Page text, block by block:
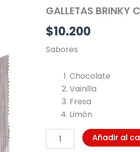
GALLETAS BRINKY
$10.200
Sabores
Chocolate
Vainilla
Fresa
Limón
10UND
(11610)
cantidad
Añadir al